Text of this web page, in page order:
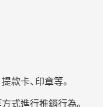
款卡、印章等。
式進行推銷行為。